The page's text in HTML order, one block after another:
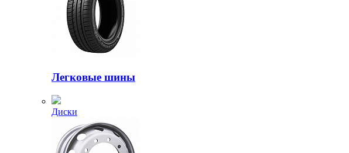
Легковые шины
Диски